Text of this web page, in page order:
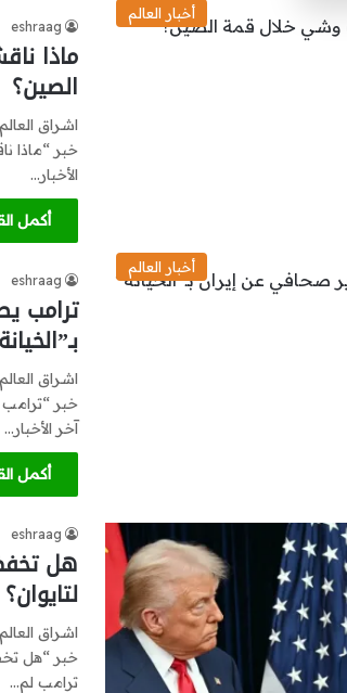
أخبار العالم
eshraag
ماذا
الصين؟
خبر “ماذا
الأخبار…
أكمل
أخبار العالم
eshraag
ترامب
خبر
آخر الأخبار…
أكمل
eshraag
هل
لتايوان؟
خبر “هل
ترامب لم…